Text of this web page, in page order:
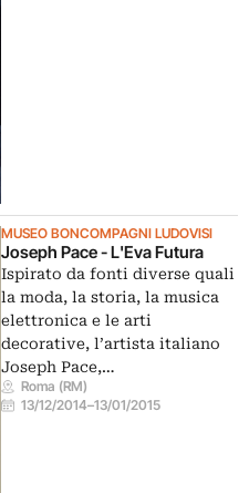
MUSEO BONCOMPAGNI LUDOVISI
Joseph Pace - L'Eva Futura
Ispirato da fonti diverse quali
la moda, la storia, la musica
elettronica e le arti
decorative, l’artista italiano
Joseph Pace,…
Roma (RM)
13/12/2014–13/01/2015